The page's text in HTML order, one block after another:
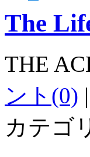
The
THE
ント(0) |
カテゴ